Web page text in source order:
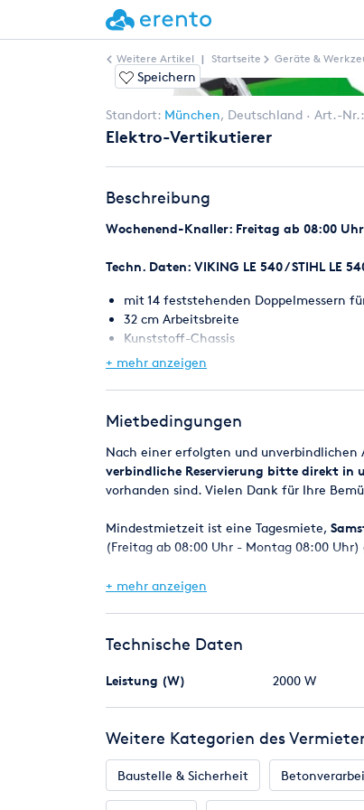
Weitere Artikel | Startseite Geräte &
Speichern
Standort: München, Deutschland Art.-Nr.:
Elektro-Vertikutierer
Beschreibung
Wochenend-Knaller: Freitag ab 08:00
Techn. Daten: VIKING LE 540 / STIHL LE
mit 14 feststehenden Doppelmessern
32 cm Arbeitsbreite
Kunststoff-Chassis
stufenlose Höheneinstellung
Alle Geräte mit Fangkorb
+ mehr anzeigen
Mietbedingungen
Nach einer erfolgten und unverbindlichen
verbindliche Reservierung bitte direkt in
vorhanden sind. Vielen Dank für Ihre
Mindestmietzeit ist eine Tagesmiete,
(Freitag ab 08:00 Uhr - Montag 08:00
Bei Reservierungen werden die Geräte in
Eine Verfügbarkeitsgarantie kann jedoch
selbstverständlich alles daran setzen, in
Die angegebenen Mietpreise beziehen
VISA - AmericanExpress).
+ mehr anzeigen
Technische Daten
Leistung (W) 2000 W
Weitere Kategorien des
Baustelle & Sicherheit